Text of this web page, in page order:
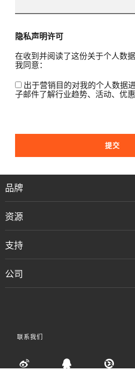
隐私声明许可
在收到并阅读了这份关于个人数
我同意：
出于营销目的对我的个人数据
子邮件了解行业趋势、活动、优
提交
品牌
资源
支持
公司
联系我们